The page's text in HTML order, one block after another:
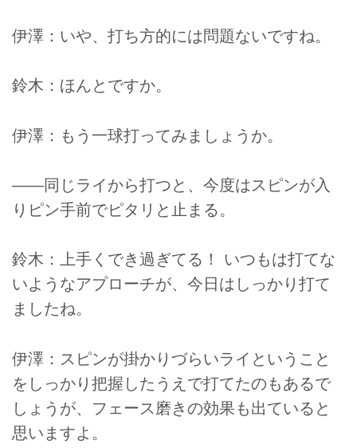
伊澤：いや、打ち方的には問題ないですね。
鈴木：ほんとですか。
伊澤：もう一球打ってみましょうか。
――同じライから打つと、今度はスピンが入
りピン手前でピタリと止まる。
鈴木：上手くでき過ぎてる！ いつもは打てな
いようなアプローチが、今日はしっかり打て
ましたね。
伊澤：スピンが掛かりづらいライということ
をしっかり把握したうえで打てたのもあるで
しょうが、フェース磨きの効果も出ていると
思いますよ。